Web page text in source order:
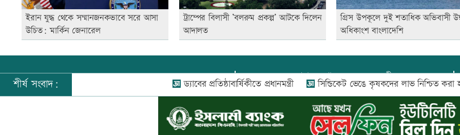
ইরান যুদ্ধ থেকে সম্মানজনকভাবে সরে আসা
উচিত: মার্কিন জেনারেল
ট্রাম্পের বিলাসী ’বলরুম প্রকল্প’ আটকে দিলেন
আদালত
গ্রিস উপকূলে দুই শতাধিক অভিবাসী
অধিকাংশ বাংলাদেশি
প্রধান সম্পাদক:আফজাল বারী
প্রোমিতা আফরিন কর্তৃক সম্পাদিত ও প্রকাশিত
সি-৫০১, ৬ষ্ঠতলা, আল রাজী কমপ্লেক্স, ১৬৬-১৬৭
শহীদ সৈয়দ নজরুল ইসলাম সরণি, পুরানা পল্টন, ঢাকা-১০০০
শীর্ষ সংবাদ: ড্যাবের প্রতিষ্ঠাবার্ষিকীতে প্রধানমন্ত্রী সিন্ডিকেট ভেঙে কৃষকদের লাভ নিশ্চিত করা হবে: